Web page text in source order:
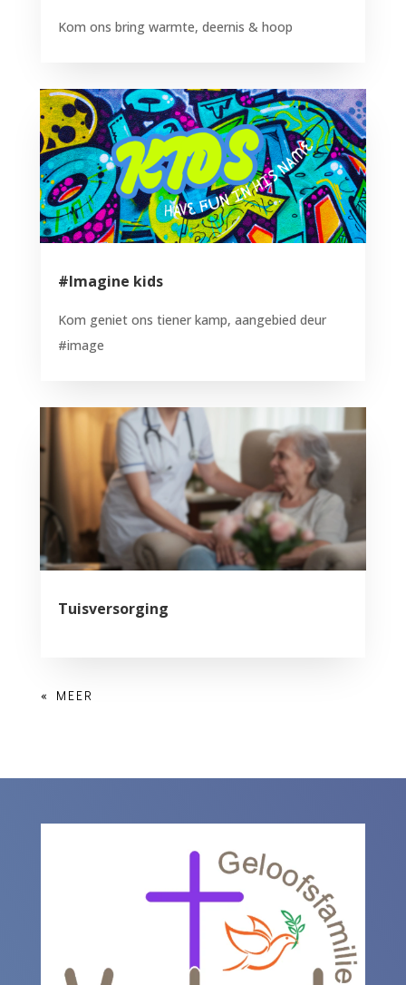
Kom ons bring warmte, deernis & hoop
#Imagine kids
Kom geniet ons tiener kamp, aangebied deur
#image
Tuisversorging